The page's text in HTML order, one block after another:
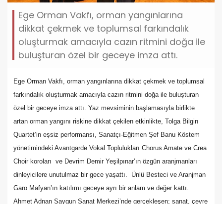
Ege Orman Vakfı, orman yangınlarına
dikkat çekmek ve toplumsal farkındalık
oluşturmak amacıyla cazın ritmini doğa ile
buluşturan özel bir geceye imza attı.
Ege Orman Vakfı, orman yangınlarına dikkat çekmek ve toplumsal
farkındalık oluşturmak amacıyla cazın ritmini doğa ile buluşturan
özel bir geceye imza attı. Yaz mevsiminin başlamasıyla birlikte
artan orman yangını riskine dikkat çekilen etkinlikte, Tolga Bilgin
Quartet’in eşsiz performansı, Sanatçı-Eğitmen Şef Banu Köstem
yönetimindeki Avantgarde Vokal Toplulukları Chorus Amate ve Crea
Choir koroları ve Devrim Demir Yeşilpınar’ın özgün aranjmanları
dinleyicilere unutulmaz bir gece yaşattı. Ünlü Besteci ve Aranjman
Garo Mafyan’ın katılımı geceye ayrı bir anlam ve değer kattı.
Ahmet Adnan Saygun Sanat Merkezi’nde gerçekleşen; sanat, çevre